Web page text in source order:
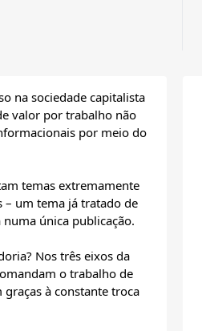
na sociedade capitalista
valor por trabalho não
por meio do
temas extremamente
– um tema já tratado de
única publicação.
Nos três eixos da
o trabalho de
à constante troca